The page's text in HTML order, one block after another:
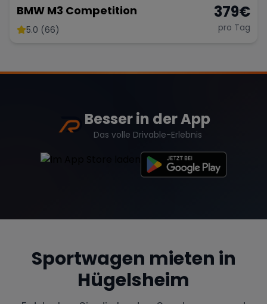
BMW M3 Competition
5.0 (66)
379€
pro Tag
Besser in der App
Das volle Drivable-Erlebnis
Sportwagen mieten in
Hügelsheim